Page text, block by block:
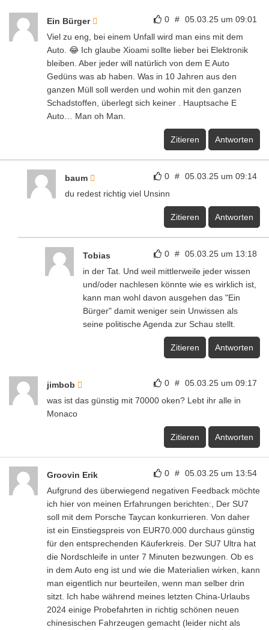
0 # 05.03.25 um 09:01
Ein Bürger
Viel zu eng, bei einem Unfall wird man eins mit dem
Auto. 😂 Ich glaube Xioami sollte lieber bei Elektronik
bleiben. Aber jeder will natürlich von dem E Auto
Gedüns was ab haben. Was in 10 Jahren aus den
ganzen Müll soll werden und wohin mit den ganzen
Schadstoffen, überlegt sich keiner . Hauptsache E
Auto… Man oh Man.
Zitieren Antworten
0 # 05.03.25 um 09:14
baum
du redest richtig viel Unsinn
Zitieren Antworten
0 # 05.03.25 um 13:18
Tobias
in der Tat. Und weil mittlerweile jeder wissen
und/oder nachlesen könnte wie es wirklich ist,
kann man wohl davon ausgehen das "Ein
Bürger" damit weniger sein Unwissen als
seine politische Agenda zur Schau stellt.
Zitieren Antworten
0 # 05.03.25 um 09:17
jimbob
was ist das günstig mit 70000 oken? Lebt ihr alle in
Monaco
Zitieren Antworten
0 # 05.03.25 um 13:54
Groovin Erik
Aufgrund des überwiegend negativen Feedback möchte
ich hier von meinen Erfahrungen berichten:, Der SU7
soll mit dem Porsche Taycan konkurrieren. Von daher
ist ein Einstiegspreis von EUR70.000 durchaus günstig
für den entsprechenden Käuferkreis. Der SU7 Ultra hat
die Nordschleife in unter 7 Minuten bezwungen. Ob es
in dem Auto eng ist und wie die Materialien wirken, kann
man eigentlich nur beurteilen, wenn man selber drin
sitzt. Ich habe während meines letzten China-Urlaubs
2024 einige Probefahrten in richtig schönen neuen
chinesischen Fahrzeugen gemacht (leider nicht als